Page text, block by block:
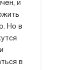
и
Но в
в